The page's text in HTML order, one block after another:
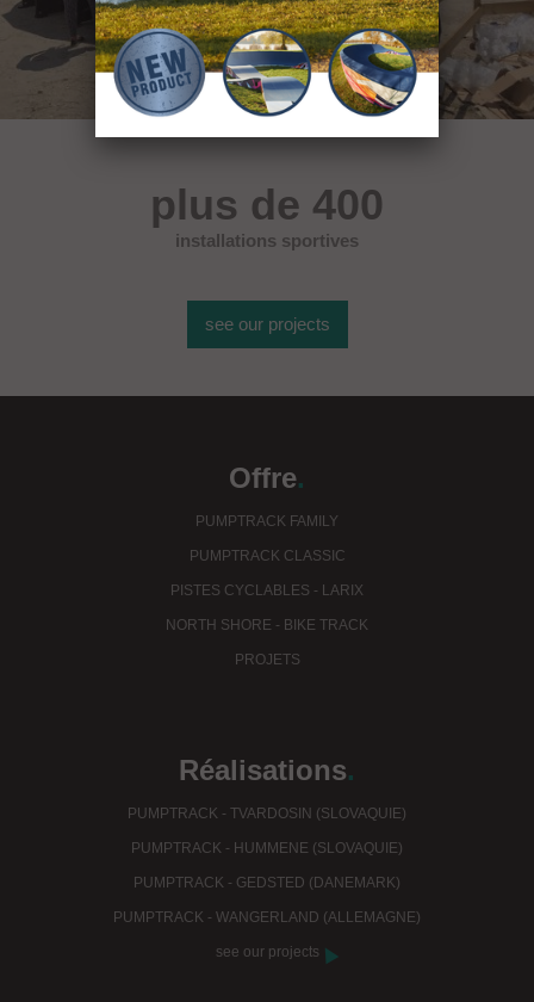
plus de 400
installations sportives
see our projects
Offre.
PUMPTRACK FAMILY
PUMPTRACK CLASSIC
PISTES CYCLABLES - LARIX
NORTH SHORE - BIKE TRACK
PROJETS
Réalisations.
PUMPTRACK - TVARDOSIN (SLOVAQUIE)
PUMPTRACK - HUMMENE (SLOVAQUIE)
PUMPTRACK - GEDSTED (DANEMARK)
PUMPTRACK - WANGERLAND (ALLEMAGNE)
see our projects